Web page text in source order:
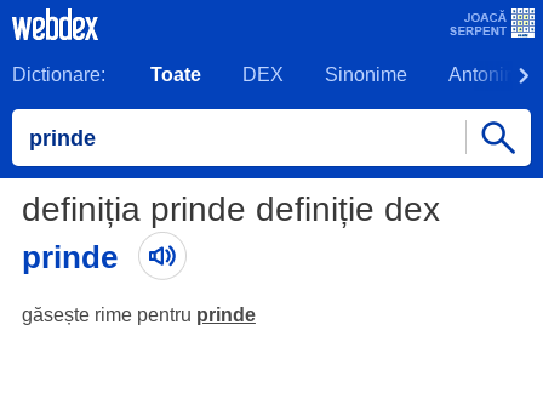
Dictionare: Toate DEX Sinonime Antonime
definiția prinde definiție dex
prinde
găsește rime pentru prinde